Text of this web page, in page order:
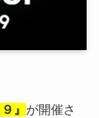
』 が開催さ